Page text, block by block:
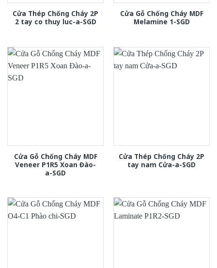
Cửa Thép Chống Cháy 2P
2 tay co thuy luc-a-SGD
Cửa Gỗ Chống Cháy MDF
Melamine 1-SGD
Cửa Gỗ Chống Cháy MDF
Veneer P1R5 Xoan Đào-
a-SGD
Cửa Thép Chống Cháy 2P
tay nam Cửa-a-SGD